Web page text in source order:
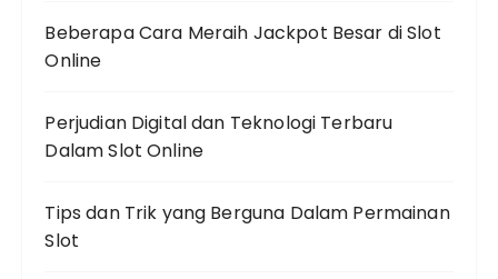
Beberapa Cara Meraih Jackpot Besar di Slot
Online
Perjudian Digital dan Teknologi Terbaru
Dalam Slot Online
Tips dan Trik yang Berguna Dalam Permainan
Slot